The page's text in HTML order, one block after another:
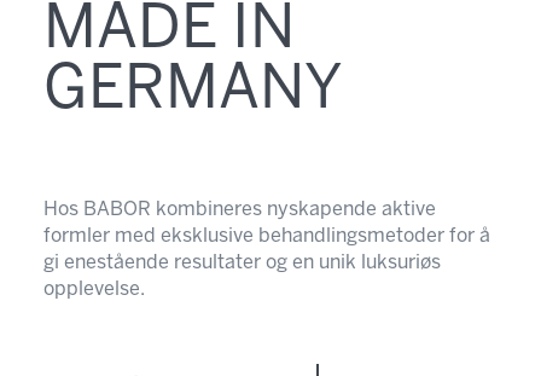
MADE IN
GERMANY
Hos BABOR kombineres nyskapende aktive
formler med eksklusive behandlingsmetoder for å
gi enestående resultater og en unik luksuriøs
opplevelse.